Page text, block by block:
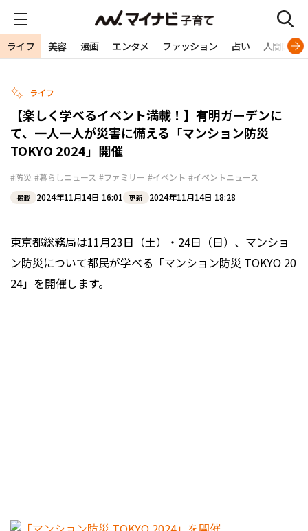
ライフ 美容 漫画 エンタメ ファッション 占い 人間関係
ライフ
【楽しく学べるイベント満載！】有明ガーデンに
て、一人一人が災害に備える「マンション防災
TOKYO 2024」開催
#防災 #暮らしニュース #ファミリー #イベント #イベントニュース
掲載 2024年11月14日 16:01 更新 2024年11月14日 18:28
東京都総務局は11月23日（土）・24日（日）、マンショ
ン防災について都民が学べる「マンション防災 TOKYO 20
24」を開催します。